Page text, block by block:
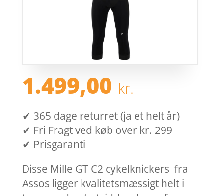
1.499,00 kr.
✔ 365 dage returret (ja et helt år)
✔ Fri Fragt ved køb over kr. 299
✔ Prisgaranti
Disse Mille GT C2 cykelknickers fra
Assos ligger kvalitetsmæssigt helt i